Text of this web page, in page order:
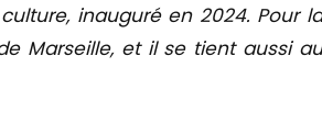
inauguré en 2024. Pour
Marseille, et il se tient aussi